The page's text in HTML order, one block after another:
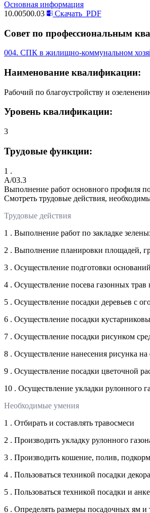
Основная информация
10.00500.03
Скачать PDF
Совет по профессиональным
004. СПК в жилищно-коммунальном
Наименование квалификации:
Рабочий по благоустройству и
Уровень квалификации:
3
Трудовые функции:
1 .
A/03.3
Выполнение работ основного профиля
Смотреть трудовые действия,
Трудовые действия
1 . Выполнение работ по закладке
2 . Выполнение планировки площадей,
3 . Осуществление подготовки
4 . Осуществление посева газонных
5 . Осуществление посадки деревьев с
6 . Осуществление посадки
7 . Осуществление посадки рисунком
8 . Осуществление нанесения рисунка
9 . Осуществление посадки цветочной
10 . Осуществление укладки рулонного
Необходимые умения
1 . Отбирать и составлять травосмеси
2 . Производить укладку рулонного
3 . Производить кошение, полив,
4 . Пользоваться техникой посадки
5 . Пользоваться техникой посадки и
6 . Определять размеры посадочных ям и